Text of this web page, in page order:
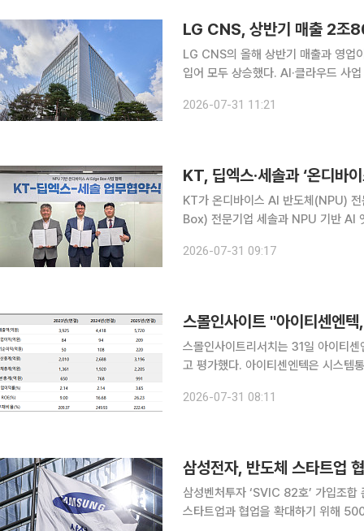
LG CNS, 상반기 매출 2조
LG CNS의 올해 상반기 매출과 영업
입어 모두 상승했다. AI·클라우드 사
혔다. 영업이익은 1.1% 증가한 2221
2026-07-31 11:21
KT, 딥엑스·세솔과 ‘온디
KT가 온디바이스 AI 반도체(NPU)
Box) 전문기업 세솔과 NPU 기반 AI
‘NPU 기반 온디바이스 AIoT 사업 협
2026-07-31 09:17
스몰인사이트리서치는 31일 아이티
고 평가했다. 아이티센엔텍은 시스템통합(SI), IT아웃소싱(ITO), 클라우드, 데이터 플랫폼을 기반으
기업 전반의 시스템 구축으로 확대되
2026-07-31 08:11
삼성벤처투자 ‘SVIC 82호’ 가입조합 존속기간 13년간
스타트업과 협업을 확대하기 위해